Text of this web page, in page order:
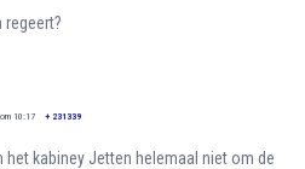
regeert?
10:17 + 231339
het kabiney Jetten helemaal niet om de